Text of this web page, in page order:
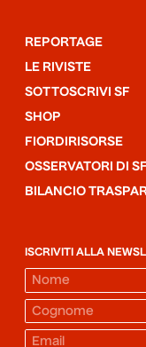
REPORTAGE
LE RIVISTE
SOTTOSCRIVI SF
SHOP
FIORDIRISORSE
OSSERVATORI DI
BILANCIO
ISCRIVITI ALLA